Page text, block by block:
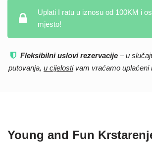
Uplati I ratu u iznosu od 100KM i
mjesto!
Fleksibilni uslovi rezervacije – u
putovanja, u cijelostivam vraćamo uplaćeni
Young and Fun